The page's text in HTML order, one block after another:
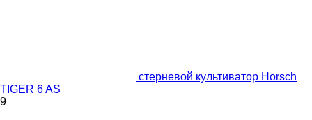
стерневой культиватор Horsch
TIGER 6 AS
9